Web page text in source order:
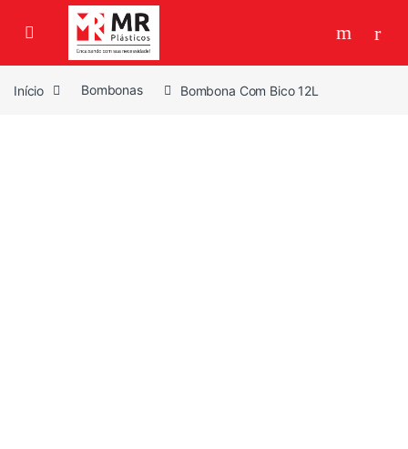
Skip to navigation
Skip to content
Início Bombonas Bombona Com Bico 12L